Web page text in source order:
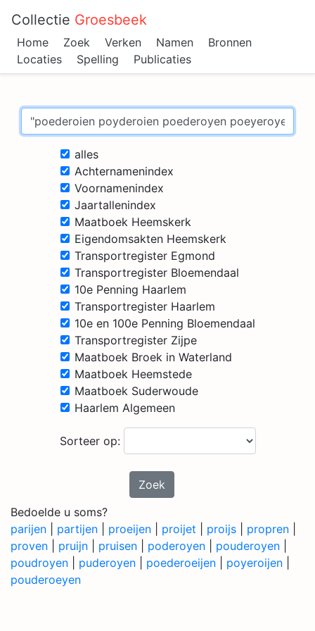
Collectie Groesbeek
Home Zoek Verken Namen
Bronnen
Locaties
Spelling Publicaties
alles
Achternamenindex
Voornamenindex
Jaartallenindex
Maatboek Heemskerk
Eigendomsakten Heemskerk
Transportregister Egmond
Transportregister Bloemendaal
10e Penning Haarlem
Transportregister Haarlem
10e en 100e Penning Bloemendaal
Transportregister Zijpe
Maatboek Broek in Waterland
Maatboek Heemstede
Maatboek Suderwoude
Haarlem Algemeen
Sorteer op:
Zoek
Bedoelde u soms?
parijen
partijen proeijen proijet proijs propren
proven
pruijn pruisen poderoyen pouderoyen
poudroyen
puderoyen poederoeijen poyeroijen
pouderoeyen